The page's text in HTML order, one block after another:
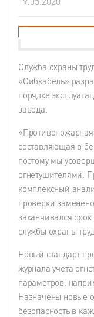
Служба охраны
«Сибкабель»
порядке
завода.
составляющая в
поэтому мы
огнетушителями.
комплексный
проверки
заканчивался
службы охраны
Новый стандарт
журнала учета
параметров,
Назначены новые
безопасность в